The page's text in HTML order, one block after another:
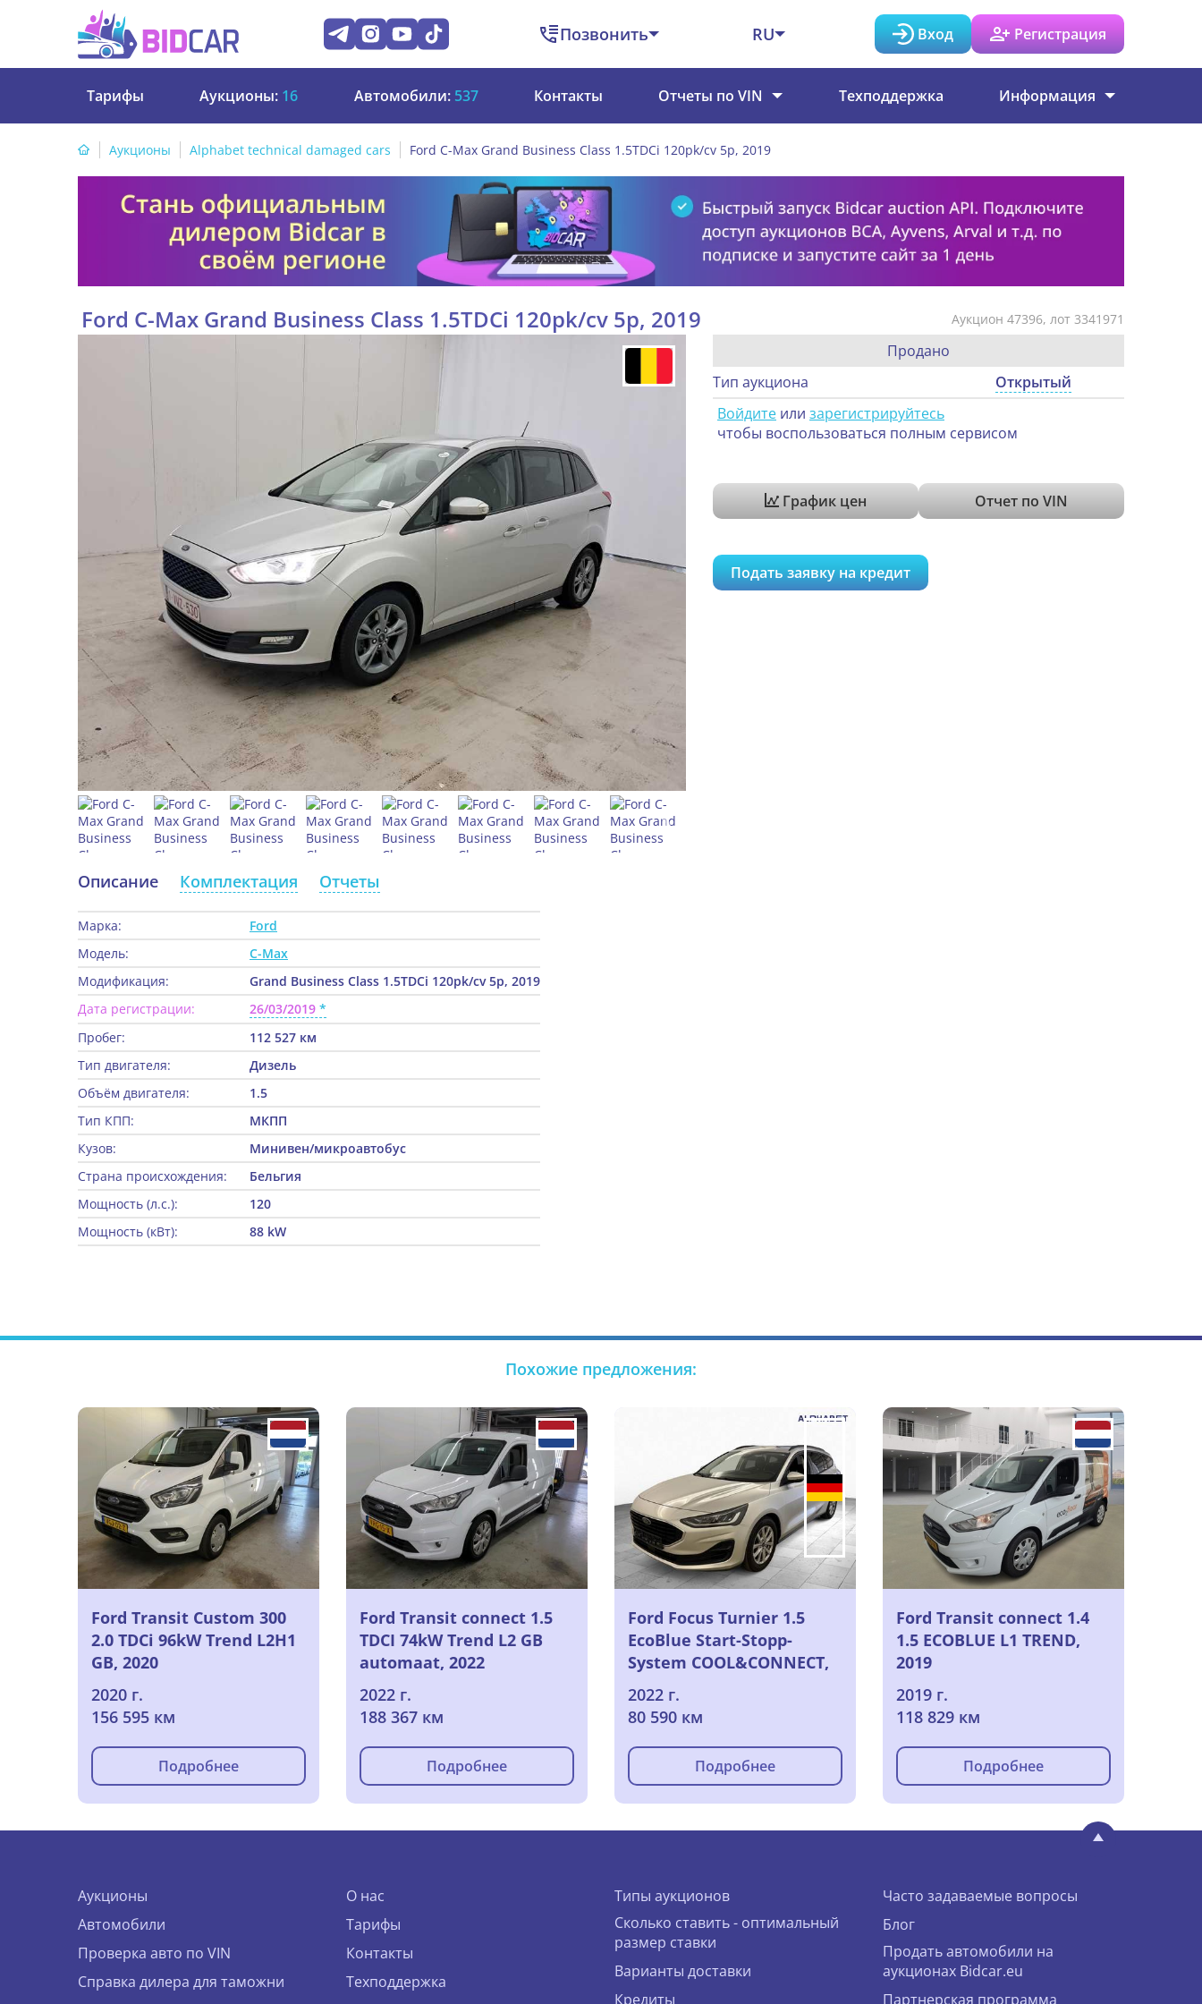
Позвонить RU Вход Регистрация
Тарифы Аукционы: 16 Автомобили: 537 Контакты Отчеты по VIN Техподдержка Информация
Аукционы Alphabet technical damaged cars Ford C-Max Grand Business Class 1.5TDCi 120pk/cv 5p, 2019
Аукцион 47396, лот 3341971
Ford C-Max Grand Business Class 1.5TDCi 120pk/cv 5p, 2019
Продано
Тип аукциона
Открытый
Войдите или зарегистрируйтесь
чтобы воспользоваться полным сервисом
График цен Отчет по VIN
Подать заявку на кредит
Описание Комплектация Отчеты
Марка:
Ford
Модель:
C-Max
Модификация:
Grand Business Class 1.5TDCi 120pk/cv 5p, 2019
Дата регистрации:
26/03/2019
Пробег:
112 527 км
Тип двигателя:
Дизель
Объём двигателя:
1.5
Тип КПП:
МКПП
Кузов:
Минивен/микроавтобус
Страна происхождения:
Бельгия
Мощность (л.с.):
120
Мощность (кВт):
88 kW
Похожие предложения:
Ford Transit Custom 300
2.0 TDCi 96kW Trend L2H1
GB, 2020
2020 г.
156 595 км
Подробнее
Ford Transit connect 1.5
TDCI 74kW Trend L2 GB
automaat, 2022
2022 г.
188 367 км
Подробнее
Ford Focus Turnier 1.5
EcoBlue Start-Stopp-
System COOL&CONNECT,
2022
2022 г.
80 590 км
Подробнее
Ford Transit connect 1.4
1.5 ECOBLUE L1 TREND,
2019
2019 г.
118 829 км
Подробнее
Аукционы
Автомобили
Проверка авто по VIN
Справка дилера для таможни
О нас
Тарифы
Контакты
Техподдержка
Типы аукционов
Сколько ставить - оптимальный
размер ставки
Варианты доставки
Кредиты
Часто задаваемые вопросы
Блог
Продать автомобили на
аукционах Bidcar.eu
Партнерская программа